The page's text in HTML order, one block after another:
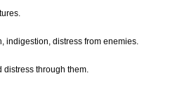
indigestion, distress from enemies.
through them.